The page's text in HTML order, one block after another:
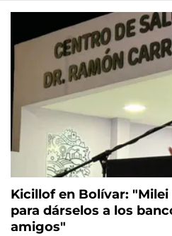
Kicillof en Bolívar:
para dárselos a los
amigos"